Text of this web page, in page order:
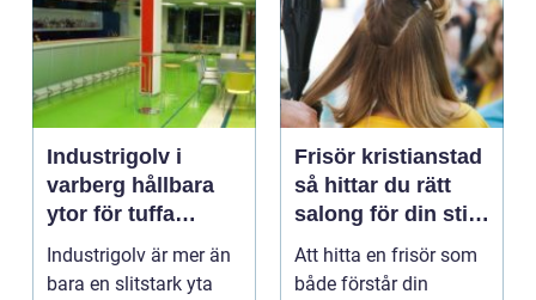
Industrigolv i
varberg hållbara
ytor för tuffa
miljöer
Industrigolv är mer än
bara en slitstark yta
Frisör kristianstad
så hittar du rätt
salong för din stil
och vardag
Att hitta en frisör som
både förstår din